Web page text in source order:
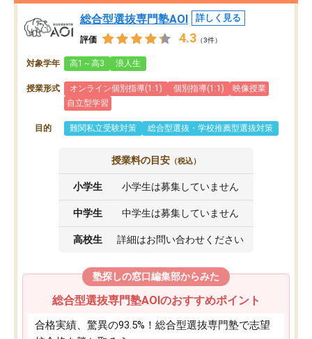
総合型選抜専門塾AOI 詳しく見る
評価 4.3 （3件）
対象学年 高1～高3 浪人生
授業形式 オンライン個別指導(1:1) 個別指導(1:1)
映像授業
自立型学習
目的 難関私立受験対策 総合型選抜・学校推薦型選抜対策
授業料の目安 （税込）
小学生 小学生は募集していません
中学生 中学生は募集していません
高校生 詳細はお問い合わせください
塾探しの窓口編集部からみた
総合型選抜専門塾AOIのおすすめポイント
合格実績、驚異の93.5%！総合型選抜専門塾で志望